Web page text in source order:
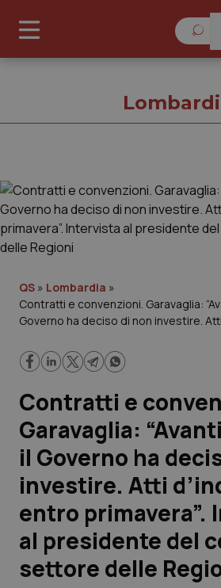
Cronache
Regioni e Asl
Lavoro e Professioni
Scienza e Farmaci
Studi e Analisi
Lettere al direttore
Edizioni Regionali
QS Pro
QS » Lombardia »
Contratti e convenzioni. Garavaglia:
Governo ha deciso di non investire.
delle Regioni
Contratti e
Garavaglia:
il Governo ha
investire. Atti
entro primavera”.
al presidente del
settore delle